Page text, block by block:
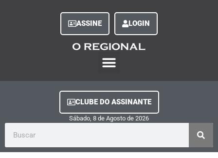
ASSINE LOGIN
CLUBE DO ASSINANTE
Sábado, 8 de Agosto de 2026